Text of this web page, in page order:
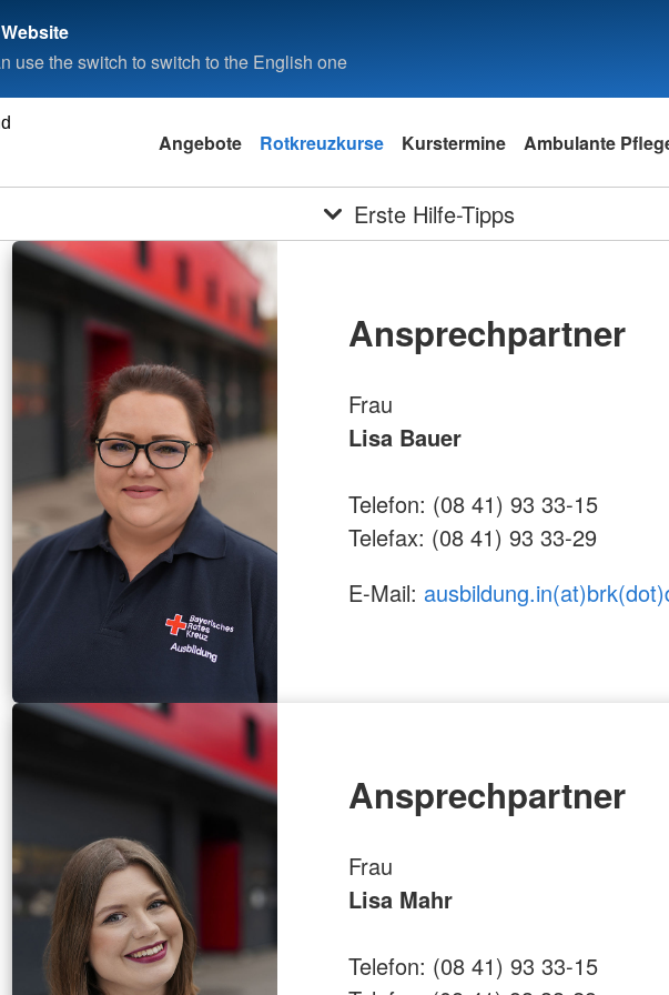
use the switch to switch to the English one
Angebote Rotkreuzkurse Kurstermine Ambulante
Erste Hilfe-Tipps
Ansprechpartner
Frau
Lisa Bauer
Telefon: (08 41) 93 33-15
Telefax: (08 41) 93 33-29
E-Mail:
Ansprechpartner
Frau
Lisa Mahr
Telefon: (08 41) 93 33-15